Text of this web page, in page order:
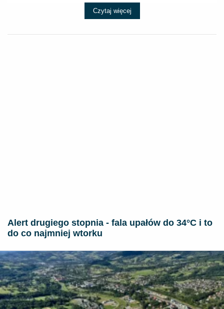
Czytaj więcej
Alert drugiego stopnia - fala upałów do 34°C i to
do co najmniej wtorku